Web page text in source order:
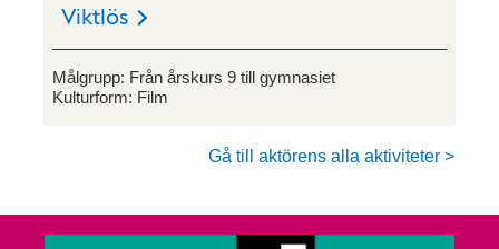
Viktlös
Målgrupp: Från årskurs 9 till gymnasiet
Kulturform: Film
Gå till aktörens alla aktiviteter >